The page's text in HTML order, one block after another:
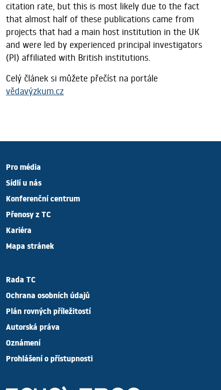
citation rate, but this is most likely due to the fact
that almost half of these publications came from
projects that had a main host institution in the UK
and were led by experienced principal investigators
(PI) affiliated with British institutions.
Celý článek si můžete přečíst na portále
vědavýzkum.cz
Pro média
Sídlí u nás
Konferenční centrum
Přenosy z TC
Kariéra
Mapa stránek
Rada TC
Ochrana osobních údajů
Plán rovných příležitostí
Autorská práva
Oznámení
Prohlášení o přístupnosti